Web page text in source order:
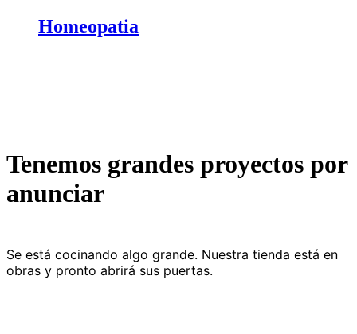
Homeopatia
Tenemos grandes proyectos por
anunciar
Se está cocinando algo grande. Nuestra tienda está en
obras y pronto abrirá sus puertas.